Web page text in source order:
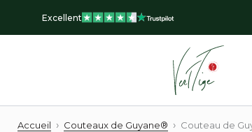
Excellent
Accueil › Couteaux de Guyane® › Couteau de